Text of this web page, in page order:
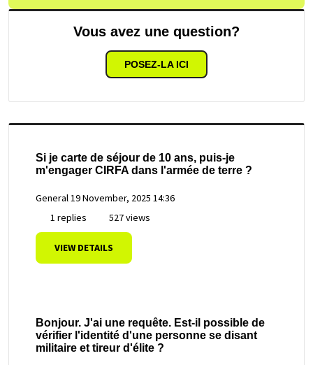
Vous avez une question?
POSEZ-LA ICI
Si je carte de séjour de 10 ans, puis-je
m'engager CIRFA dans l'armée de terre ?
General19 November, 2025 14:36
1 replies
527 views
VIEW DETAILS
Bonjour. J'ai une requête. Est-il possible de
vérifier l'identité d'une personne se disant
militaire et tireur d'élite ?